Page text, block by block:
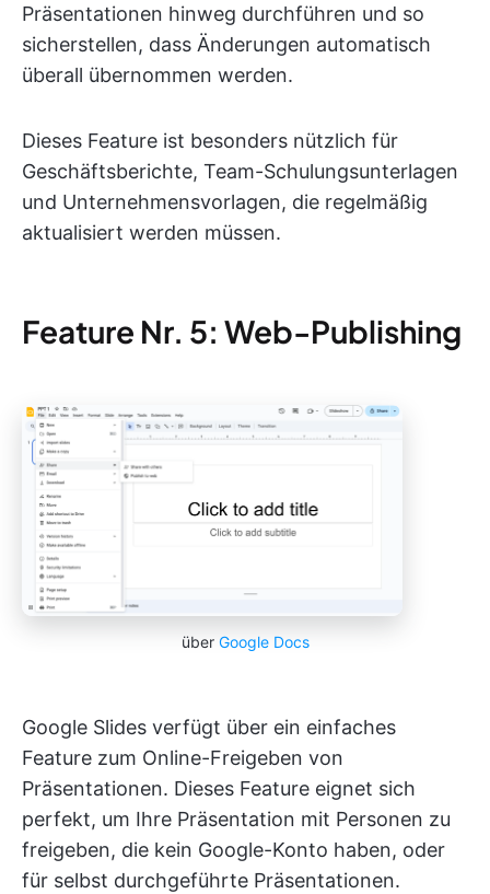
Präsentationen hinweg durchführen und so
sicherstellen, dass Änderungen automatisch
überall übernommen werden.
Dieses Feature ist besonders nützlich für
Geschäftsberichte, Team-Schulungsunterlagen
und Unternehmensvorlagen, die regelmäßig
aktualisiert werden müssen.
Feature Nr. 5: Web-Publishing
über Google Docs
Google Slides verfügt über ein einfaches
Feature zum Online-Freigeben von
Präsentationen. Dieses Feature eignet sich
perfekt, um Ihre Präsentation mit Personen zu
freigeben, die kein Google-Konto haben, oder
für selbst durchgeführte Präsentationen.